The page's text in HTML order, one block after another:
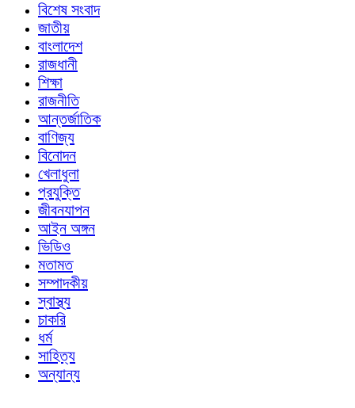
বিশেষ সংবাদ
জাতীয়
বাংলাদেশ
রাজধানী
শিক্ষা
রাজনীতি
আন্তর্জাতিক
বাণিজ্য
বিনোদন
খেলাধুলা
প্রযুক্তি
জীবনযাপন
আইন অঙ্গন
ভিডিও
মতামত
সম্পাদকীয়
স্বাস্থ্য
চাকরি
ধর্ম
সাহিত্য
অন্যান্য